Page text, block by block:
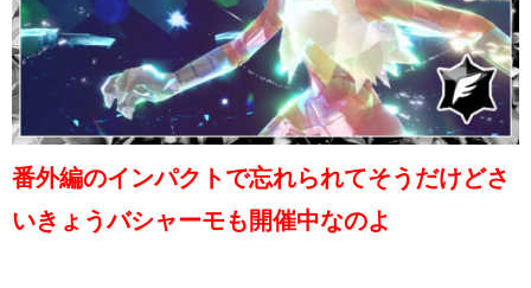
番外編のインパクトで忘れられてそうだけどさ
いきょうバシャーモも開催中なのよ